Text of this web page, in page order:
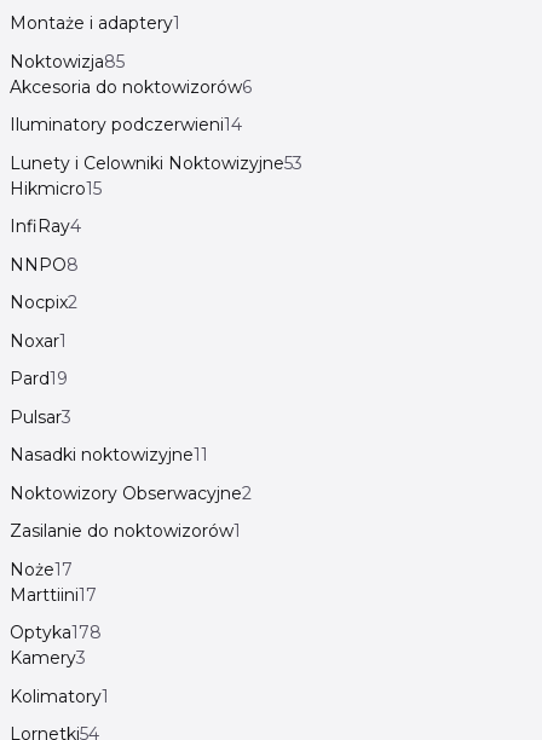
Montaże i adaptery1
Noktowizja85
Akcesoria do noktowizorów6
Iluminatory podczerwieni14
Lunety i Celowniki Noktowizyjne53
Hikmicro15
InfiRay4
NNPO8
Nocpix2
Noxar1
Pard19
Pulsar3
Nasadki noktowizyjne11
Noktowizory Obserwacyjne2
Zasilanie do noktowizorów1
Noże17
Marttiini17
Optyka178
Kamery3
Kolimatory1
Lornetki54